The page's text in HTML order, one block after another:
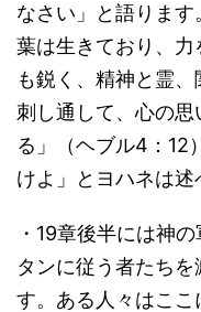
なさい」と語りま
葉は生きており、力
も鋭く、精神と霊
刺し通して、心の
る」（ヘブル4：12
けよ」とヨハネは述
・19章後半には神
タンに従う者たち
す。ある人々はこ